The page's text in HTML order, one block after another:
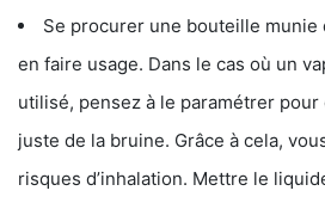
Se procurer une bouteille munie
en faire usage. Dans le cas où un
utilisé, pensez à le paramétrer
juste de la bruine. Grâce à cela,
risques d’inhalation. Mettre le